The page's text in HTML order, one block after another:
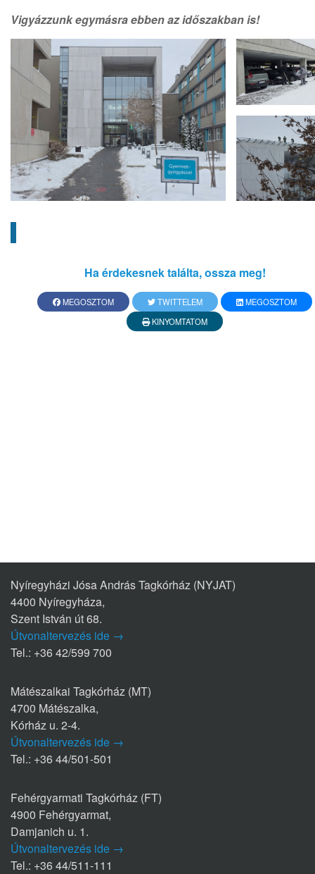
Vigyázzunk egymásra ebben az időszakban is!
Ha érdekesnek találta, ossza meg!
MEGOSZTOM TWITTELEM
MEGOSZTOM
KINYOMTATOM
Nyíregyházi Jósa András Tagkórház (NYJAT)
4400 Nyíregyháza,
Szent István út 68.
Útvonaltervezés ide →
Tel.: +36 42/599 700
Mátészalkai Tagkórház (MT)
4700 Mátészalka,
Kórház u. 2-4.
Útvonaltervezés ide →
Tel.: +36 44/501-501
Fehérgyarmati Tagkórház (FT)
4900 Fehérgyarmat,
Damjanich u. 1.
Útvonaltervezés ide →
Tel.: +36 44/511-111